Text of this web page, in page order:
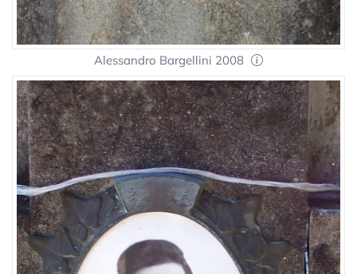
Alessandro Bargellini 2008